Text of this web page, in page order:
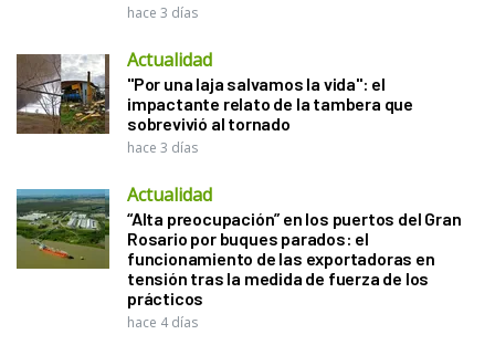
hace 3 días
Actualidad
"Por una laja salvamos la vida": el
impactante relato de la tambera que
sobrevivió al tornado
hace 3 días
Actualidad
“Alta preocupación” en los puertos del Gran
Rosario por buques parados: el
funcionamiento de las exportadoras en
tensión tras la medida de fuerza de los
prácticos
hace 4 días